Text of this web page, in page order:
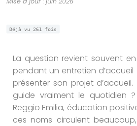
Déjà vu261 fois
La question revient souvent
pendant un entretien
présenter son projet
guide vraiment le quotidien ?
Reggio Emilia, éducation
ces noms circulent